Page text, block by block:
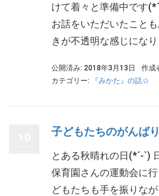
けて着々と準備中です
お話をいただいたこと
きが不透明な感じにな
公開済み: 2018年3月13日 作成
カテゴリー:
『みかた』の話☆
子どもたちのがんばり
とある秋晴れの日(*´-`)
保育園さんの運動会に
どもたちも手を振りな